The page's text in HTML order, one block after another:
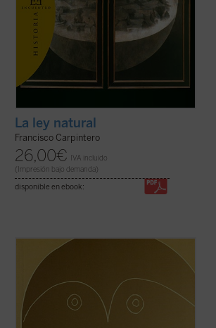
La ley natural
Francisco Carpintero
26,00€
IVA incluido
(Impresión bajo demanda)
disponible en ebook:
En los últimos años de su vida, Charles S.
Peirce, «el intelecto más original y
versátil que América ha producido»,
retoma muchas cuestiones dentro de su
evolución intelectual y trata de dar una
forma definitiva al sistema de su